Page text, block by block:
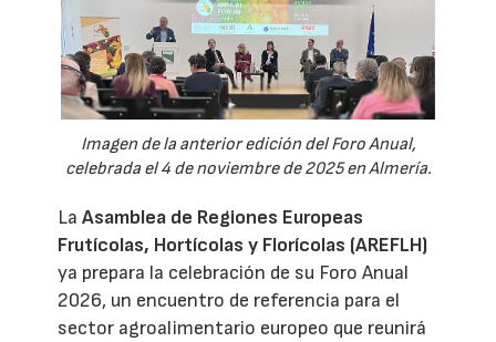
Imagen de la anterior edición del Foro Anual,
celebrada el 4 de noviembre de 2025 en Almería.
LaAsamblea de Regiones Europeas
Frutícolas, Hortícolas y Florícolas (AREFLH)
ya prepara la celebración de su Foro Anual
2026, un encuentro de referencia para el
sector agroalimentario europeo que reunirá